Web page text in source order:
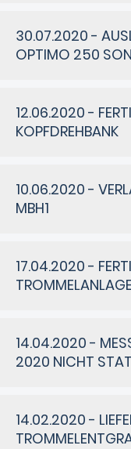
30.07.2020 -
OPTIMO 250
12.06.2020 -
KOPFDREHBANK
10.06.2020 -
MBH1
17.04.2020 -
14.04.2020 -
2020 NICHT
14.02.2020 -